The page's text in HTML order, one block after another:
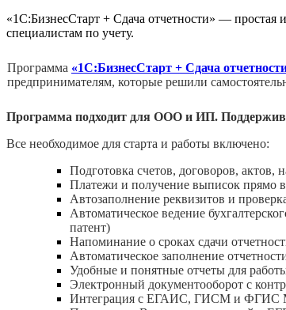
«1С:БизнесСтарт + Сдача отчетности» — простая
специалистам по учету.
Программа «1С:БизнесСтарт + Сдача
предпринимателям, которые решили
Программа подходит для ООО и ИП.
Все необходимое для старта и работы включено:
Подготовка счетов, договоров,
Платежи и получение выписок прямо
Автозаполнение реквизитов и
Автоматическое ведение
патент)
Напоминание о сроках сдачи
Автоматическое заполнение
Удобные и понятные отчеты для
Электронный документооборот с
Интеграция с ЕГАИС, ГИСМ и ФГИC